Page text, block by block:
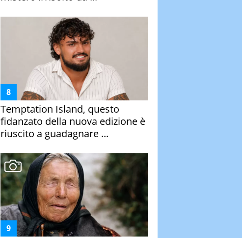
Temptation Island, questo
fidanzato della nuova edizione è
riuscito a guadagnare ...